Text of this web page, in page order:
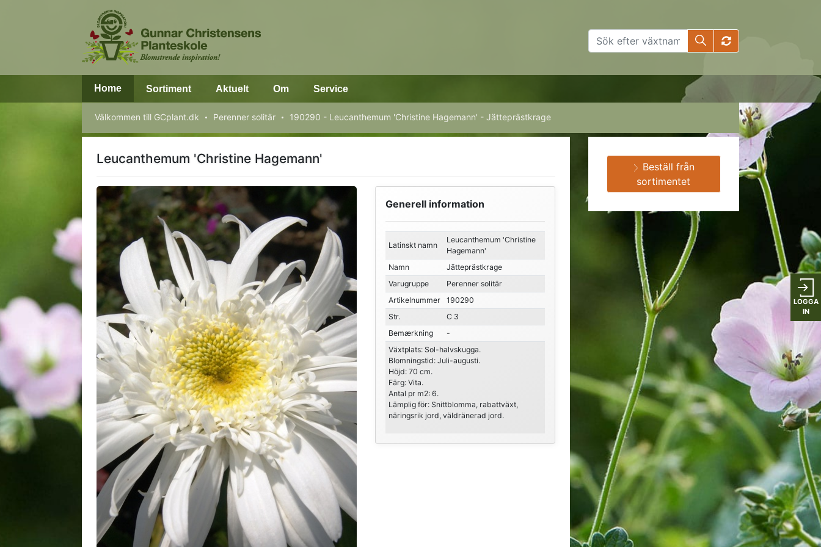
LOGGA
IN
Home Sortiment Aktuelt Om Service
Välkommen till GCplant.dk Perenner solitär 190290 - Leucanthemum 'Christine Hagemann' - Jätteprästkrage
Leucanthemum 'Christine Hagemann'
Generell information
Latinskt namn
Leucanthemum 'Christine
Hagemann'
Namn
Jätteprästkrage
Varugruppe
Perenner solitär
Artikelnummer
190290
Str.
C 3
Bemærkning
-
Växtplats: Sol-halvskugga.
Blomningstid: Juli-augusti.
Höjd: 70 cm.
Färg: Vita.
Antal pr m2: 6.
Lämplig för: Snittblomma, rabattväxt,
näringsrik jord, väldränerad jord.
Beställ från
sortimentet